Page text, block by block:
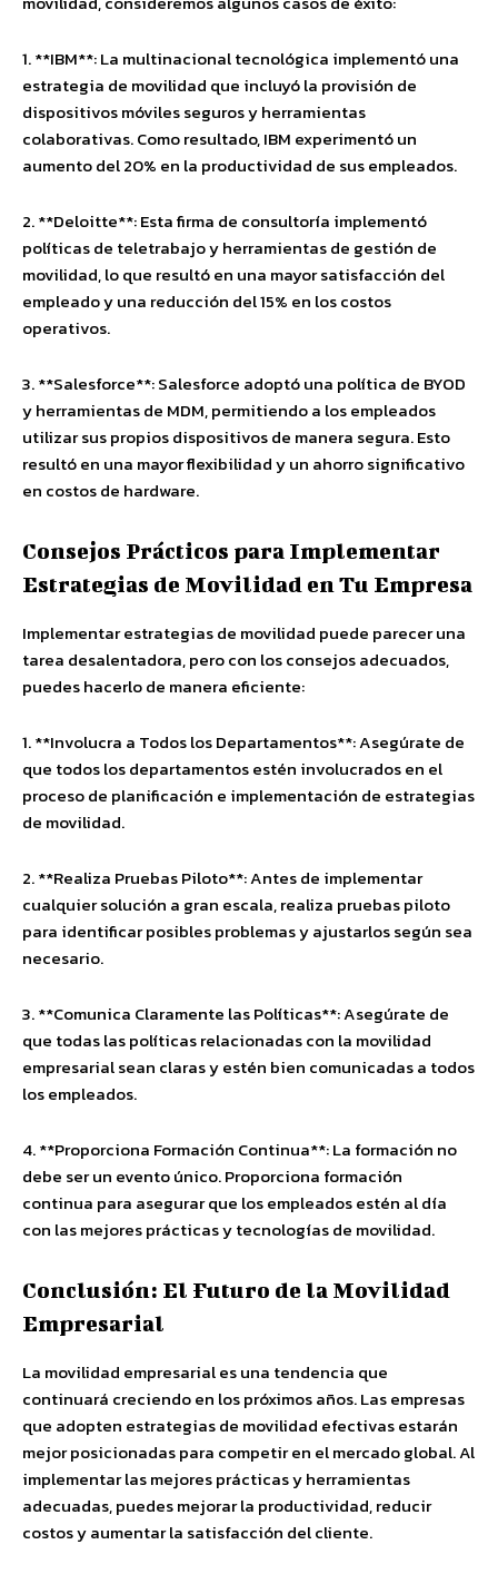
1. **IBM**: La multinacional tecnológica implementó una
estrategia de movilidad que incluyó la provisión de
dispositivos móviles seguros y herramientas
colaborativas. Como resultado, IBM experimentó un
aumento del 20% en la productividad de sus empleados.
2. **Deloitte**: Esta firma de consultoría implementó
políticas de teletrabajo y herramientas de gestión de
movilidad, lo que resultó en una mayor satisfacción del
empleado y una reducción del 15% en los costos
operativos.
3. **Salesforce**: Salesforce adoptó una política de BYOD
y herramientas de MDM, permitiendo a los empleados
utilizar sus propios dispositivos de manera segura. Esto
resultó en una mayor flexibilidad y un ahorro significativo
en costos de hardware.
Consejos Prácticos para Implementar
Estrategias de Movilidad en Tu Empresa
Implementar estrategias de movilidad puede parecer una
tarea desalentadora, pero con los consejos adecuados,
puedes hacerlo de manera eficiente:
1. **Involucra a Todos los Departamentos**: Asegúrate de
que todos los departamentos estén involucrados en el
proceso de planificación e implementación de estrategias
de movilidad.
2. **Realiza Pruebas Piloto**: Antes de implementar
cualquier solución a gran escala, realiza pruebas piloto
para identificar posibles problemas y ajustarlos según sea
necesario.
3. **Comunica Claramente las Políticas**: Asegúrate de
que todas las políticas relacionadas con la movilidad
empresarial sean claras y estén bien comunicadas a todos
los empleados.
4. **Proporciona Formación Continua**: La formación no
debe ser un evento único. Proporciona formación
continua para asegurar que los empleados estén al día
con las mejores prácticas y tecnologías de movilidad.
Conclusión: El Futuro de la Movilidad
Empresarial
La movilidad empresarial es una tendencia que
continuará creciendo en los próximos años. Las empresas
que adopten estrategias de movilidad efectivas estarán
mejor posicionadas para competir en el mercado global. Al
implementar las mejores prácticas y herramientas
adecuadas, puedes mejorar la productividad, reducir
costos y aumentar la satisfacción del cliente.